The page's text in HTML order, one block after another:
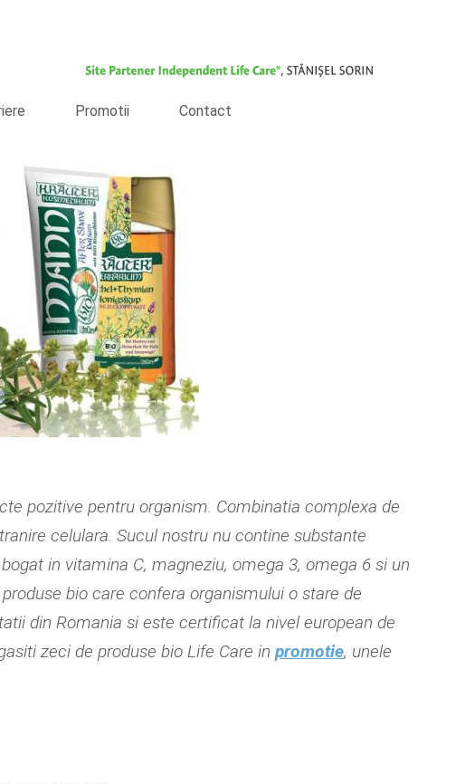
Promotii Contact
pozitive pentru organism. Combinatia complexa de
celulara. Sucul nostru nu contine substante
in vitamina C, magneziu, omega 3, omega 6 si un
bio care confera organismului o stare de
din Romania si este certificat la nivel european de
zeci de produse bio Life Care inpromotie, unele